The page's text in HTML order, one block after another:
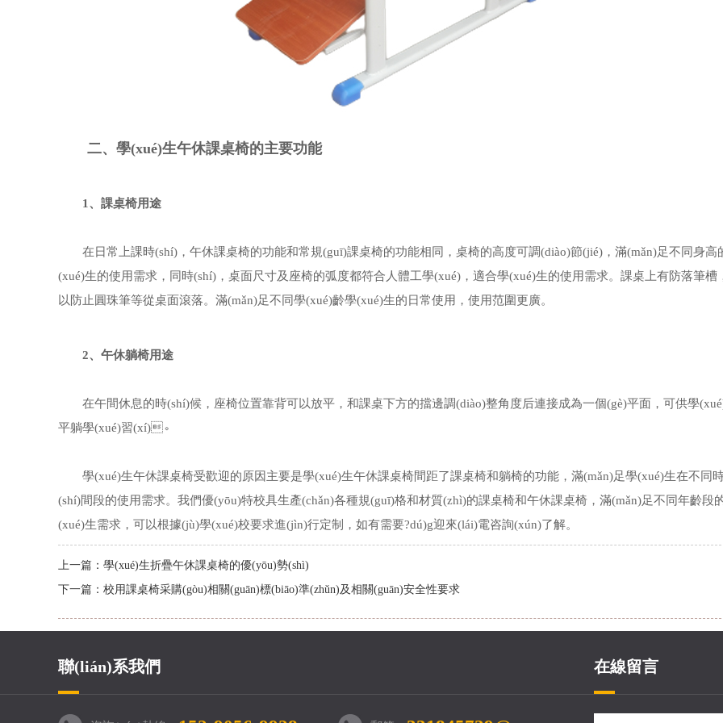
二、學(xué)生午休課桌椅的主要功能
1、課桌椅用途
在日常上課時(shí)，午休課桌椅的功能和常規(guī)課桌椅的功能相同，桌椅的高度可調(diào)節(jié)，滿(mǎn)足不同身高
(xué)生的使用需求，同時(shí)，桌面尺寸及座椅的弧度都符合人體工學(xué)，適合學(xué)生的使用需求。課桌上有防落筆槽
以防止圓珠筆等從桌面滾落。滿(mǎn)足不同學(xué)齡學(xué)生的日常使用，使用范圍更廣。
2、午休躺椅用途
在午間休息的時(shí)候，座椅位置靠背可以放平，和課桌下方的擋邊調(diào)整角度后連接成為一個(gè)平面，可供學
平躺學(xué)習(xí)。
學(xué)生午休課桌椅受歡迎的原因主要是學(xué)生午休課桌椅間距了課桌椅和躺椅的功能，滿(mǎn)足學(xué)生在不同
(shí)間段的使用需求。我們優(yōu)特校具生產(chǎn)各種規(guī)格和材質(zhì)的課桌椅和午休課桌椅，滿(mǎn)足不同年齡段
(xué)生需求，可以根據(jù)學(xué)校要求進(jìn)行定制，如有需要?dú)g迎來(lái)電咨詢(xún)了解。
上一篇： 學(xué)生折疊午休課桌椅的優(yōu)勢(shì)
下一篇： 校用課桌椅采購(gòu)相關(guān)標(biāo)準(zhǔn)及相關(guān)安全性要求
聯(lián)系我們 在線留言